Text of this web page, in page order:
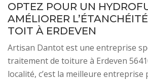
OPTEZ POUR UN
AMÉLIORER
TOIT À ERDEVEN
Artisan Dantot est une entreprise
traitement de toiture à Erdeven
localité, c’est la meilleure